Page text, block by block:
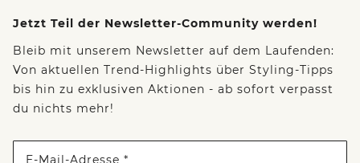
Jetzt Teil der Newsletter-Community werden!
Bleib mit unserem Newsletter auf dem Laufenden:
Von aktuellen Trend-Highlights über Styling-Tipps
bis hin zu exklusiven Aktionen - ab sofort verpasst
du nichts mehr!
E-Mail-Adresse *